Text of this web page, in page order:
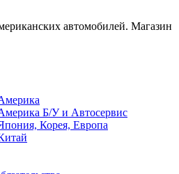
Б/У и Автосервис
Корея, Европа